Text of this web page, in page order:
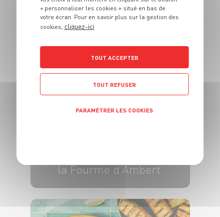
Tajine de bœuf aux
abricots et aux
15 min
la Fourme d’Ambert
« personnaliser les cookies » situé en bas de
votre écran. Pour en savoir plus sur la gestion des
cookies, cliquez-ici
TOUT ACCEPTER
TOUT REFUSER
PARAMÉTRER LES COOKIES